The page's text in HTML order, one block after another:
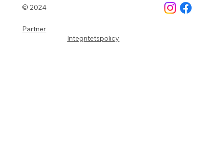
© 2024
Partner
Integritetspolicy